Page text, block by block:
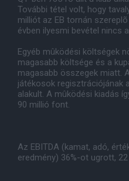
További tétel volt, hogy
milliót az EB tornán
évben ilyesmi bevétel nincs
Egyéb mûködési költségek
magasabb költsége és a
magasabb összegek miatt.
játékosok regisztrációjának
alakult. A mûködési kiadás
90 millió font.
Az EBITDA (kamat, adó,
eredmény) 36%-ot ugrott,